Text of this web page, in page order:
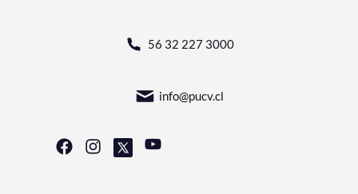
56 32 227 3000
info@pucv.cl